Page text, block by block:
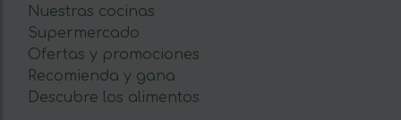
Nuestras cocinas
Supermercado
Ofertas y promociones
Recomienda y gana
Descubre los alimentos